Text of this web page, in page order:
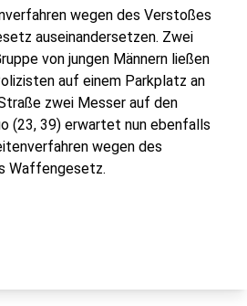
wegen des Verstoßes
auseinandersetzen. Zwei
von jungen Männern ließen
auf einem Parkplatz an
zwei Messer auf den
(23, 39) erwartet nun ebenfalls
wegen des
Waffengesetz.